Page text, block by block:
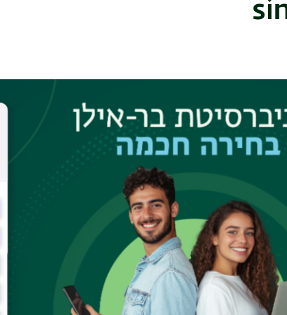
nanoSQUID which is fabricated on the
on-tip device is fabricated by
diameters down to 50 nm followed by
sides and the apex of the pipette.
fields of up to 1T and display an
sensitivity of better than 1 μB/Hz 1/2is
moment of a single electron. Using
nanoSQUID can be scanned few nm